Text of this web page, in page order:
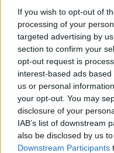
If you wish to opt-out of
processing of your
targeted advertising by
section to confirm your
opt-out request is
interest-based ads
us or personal
your opt-out. You may
disclosure of your
IAB’s list of downstream
also be disclosed by us
Downstream Participants
ROMA (ITALPRESS) – La
speranza giungono dal
Silvio Brusaferro, che nella
come la curva dei contagi
curva – attesta – continua
un’incidenza di 962 casi
anche dai valori dell’Rt,
La decrescita tocca tutte le
tutte le fasce di età, anche